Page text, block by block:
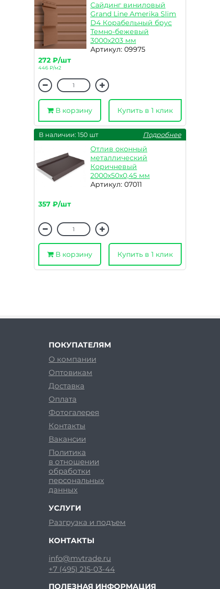
Сайдинг виниловый
Grand Line Amerika Slim
D4 Корабельный брус
Темно-бежевый
3000х203 мм
Артикул: 09975
272 ₽/шт
446 ₽/м2
В корзину Купить в 1 клик
В наличии: 150 шт Подробнее
Отлив оконный
металлический
Коричневый
2000х50х0,45 мм
Артикул: 07011
357 ₽/шт
В корзину Купить в 1 клик
ПОКУПАТЕЛЯМ
О компании
Оптовикам
Доставка
Оплата
Фотогалерея
Контакты
Вакансии
Политика
в отношении
обработки
персональных
данных
УСЛУГИ
Разгрузка и подъем
КОНТАКТЫ
info@mvtrade.ru
+7 (495) 215-03-44
ПОЛЕЗНАЯ ИНФОРМАЦИЯ